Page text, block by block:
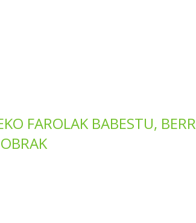
FAROLAK BABESTU,